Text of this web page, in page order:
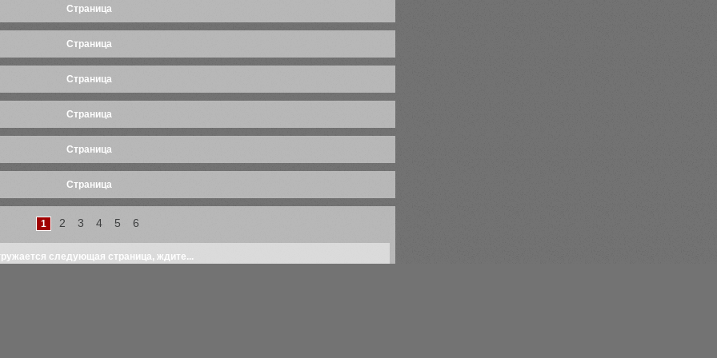
Cтраница
Cтраница
Cтраница
Cтраница
Cтраница
Cтраница
Cтраница
1 2 3 4 5 6